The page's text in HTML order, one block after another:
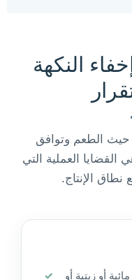
النكهة
حيث الطعم وتوافق
القضايا العملية التي
نطاق الإنتاج.
أو زيتية أو